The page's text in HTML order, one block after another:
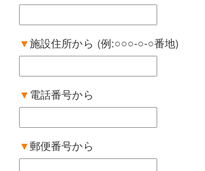
▼施設住所から (例:○○○-○-○番地)
▼ 電話番号から
▼郵便番号から